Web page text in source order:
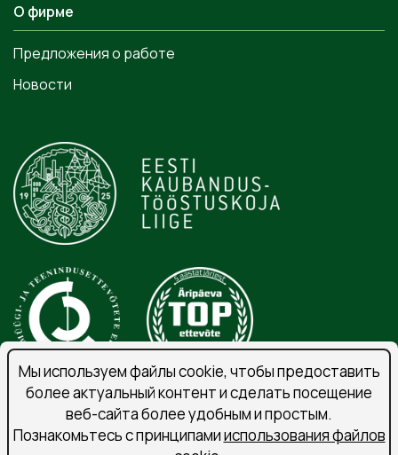
О фирме
Предложения о работе
Новости
Порядок обработки личных данных
Подпишитесь на рассылку
Мы используем файлы cookie, чтобы предоставить
более актуальный контент и сделать посещение
веб-сайта более удобным и простым.
Познакомьтесь с принципамииспользования файлов